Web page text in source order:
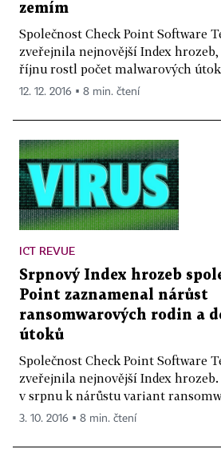
zemím
Společnost Check Point Software
zveřejnila nejnovější Index
říjnu rostl počet malwarových
12. 12. 2016 ▪ 8 min. čtení
ICT REVUE
Srpnový Index hrozeb
Point zaznamenal nárůst
ransomwarových rodin a
útoků
Společnost Check Point Software
zveřejnila nejnovější Index hrozeb.
v srpnu k nárůstu variant
3. 10. 2016 ▪ 8 min. čtení